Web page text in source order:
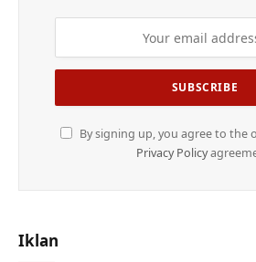
By signing up, you agree to the
Privacy Policy
Iklan